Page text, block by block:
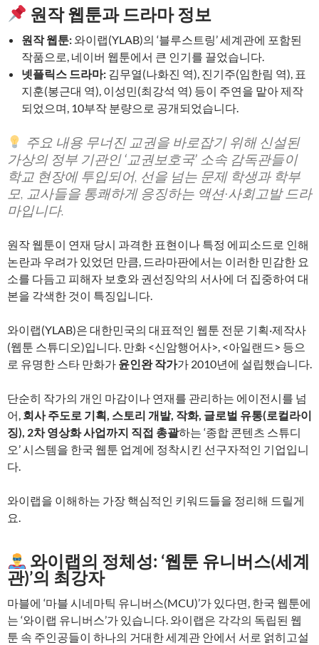
원작 웹툰과 드라마 정보
원작 웹툰: 와이랩(YLAB)의 ‘블루스트링’ 세계관에 포함된
작품으로, 네이버 웹툰에서 큰 인기를 끌었습니다.
넷플릭스 드라마: 김무열(나화진 역), 진기주(임한림 역), 표
지훈(봉근대 역), 이성민(최강석 역) 등이 주연을 맡아 제작
되었으며, 10부작 분량으로 공개되었습니다.
주요 내용무너진 교권을 바로잡기 위해 신설된
가상의 정부 기관인 ‘교권보호국’ 소속 감독관들이
학교 현장에 투입되어, 선을 넘는 문제 학생과 학부
모, 교사들을 통쾌하게 응징하는 액션·사회고발 드라
마입니다.
원작 웹툰이 연재 당시 과격한 표현이나 특정 에피소드로 인해
논란과 우려가 있었던 만큼, 드라마판에서는 이러한 민감한 요
소를 다듬고 피해자 보호와 권선징악의 서사에 더 집중하여 대
본을 각색한 것이 특징입니다.
와이랩(YLAB)은 대한민국의 대표적인 웹툰 전문 기획·제작사
(웹툰 스튜디오)입니다. 만화 <신암행어사>, <아일랜드> 등으
로 유명한 스타 만화가 윤인완 작가가 2010년에 설립했습니다.
단순히 작가의 개인 마감이나 연재를 관리하는 에이전시를 넘
어, 회사 주도로 기획, 스토리 개발, 작화, 글로벌 유통(로컬라이
징), 2차 영상화 사업까지 직접 총괄하는 ‘종합 콘텐츠 스튜디
오’ 시스템을 한국 웹툰 업계에 정착시킨 선구자적인 기업입니
다.
와이랩을 이해하는 가장 핵심적인 키워드들을 정리해 드릴게
요.
와이랩의 정체성: ‘웹툰 유니버스(세계
관)’의 최강자
마블에 ‘마블 시네마틱 유니버스(MCU)’가 있다면, 한국 웹툰에
는 ‘와이랩 유니버스’가 있습니다. 와이랩은 각각의 독립된 웹
툰 속 주인공들이 하나의 거대한 세계관 안에서 서로 얽히고설